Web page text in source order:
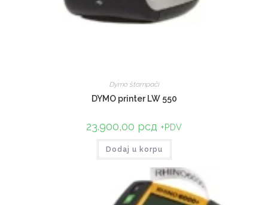
Dymo štampači
DYMO printer LW 550
23.900,00 рсд +PDV
Dodaj u korpu